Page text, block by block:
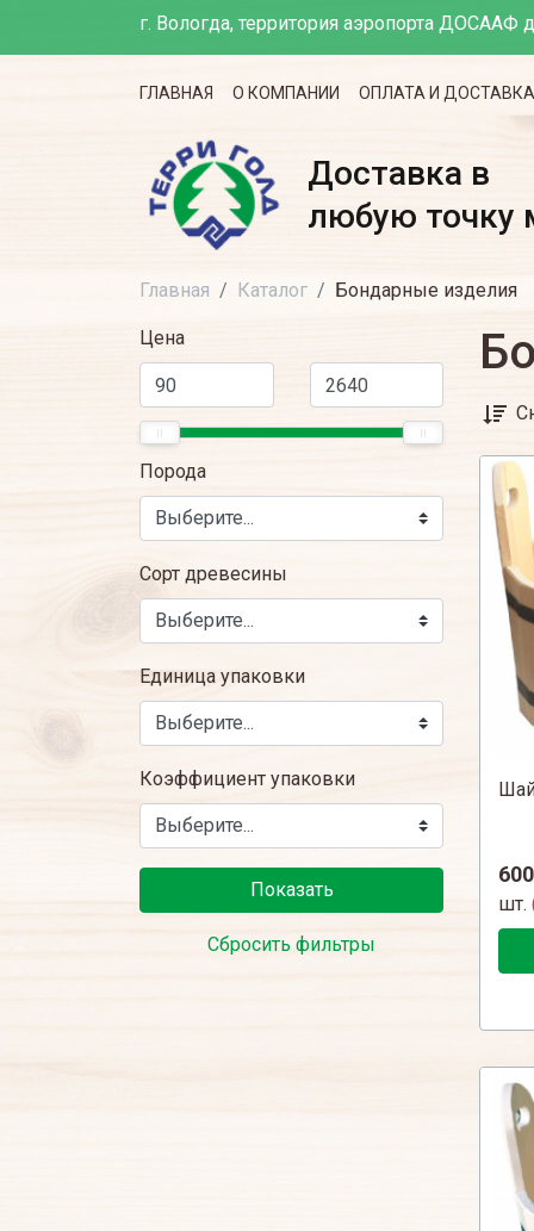
г. Вологда, территория аэропорта ДОСААФ
ГЛАВНАЯ О КОМПАНИИ ОПЛАТА И ДОСТАВКА
Доставка в
любую точку
Главная Каталог Бондарные изделия
Цена
Порода
Сорт древесины
Единица упаковки
Коэффициент упаковки
Показать
Сбросить фильтры
600
шт.